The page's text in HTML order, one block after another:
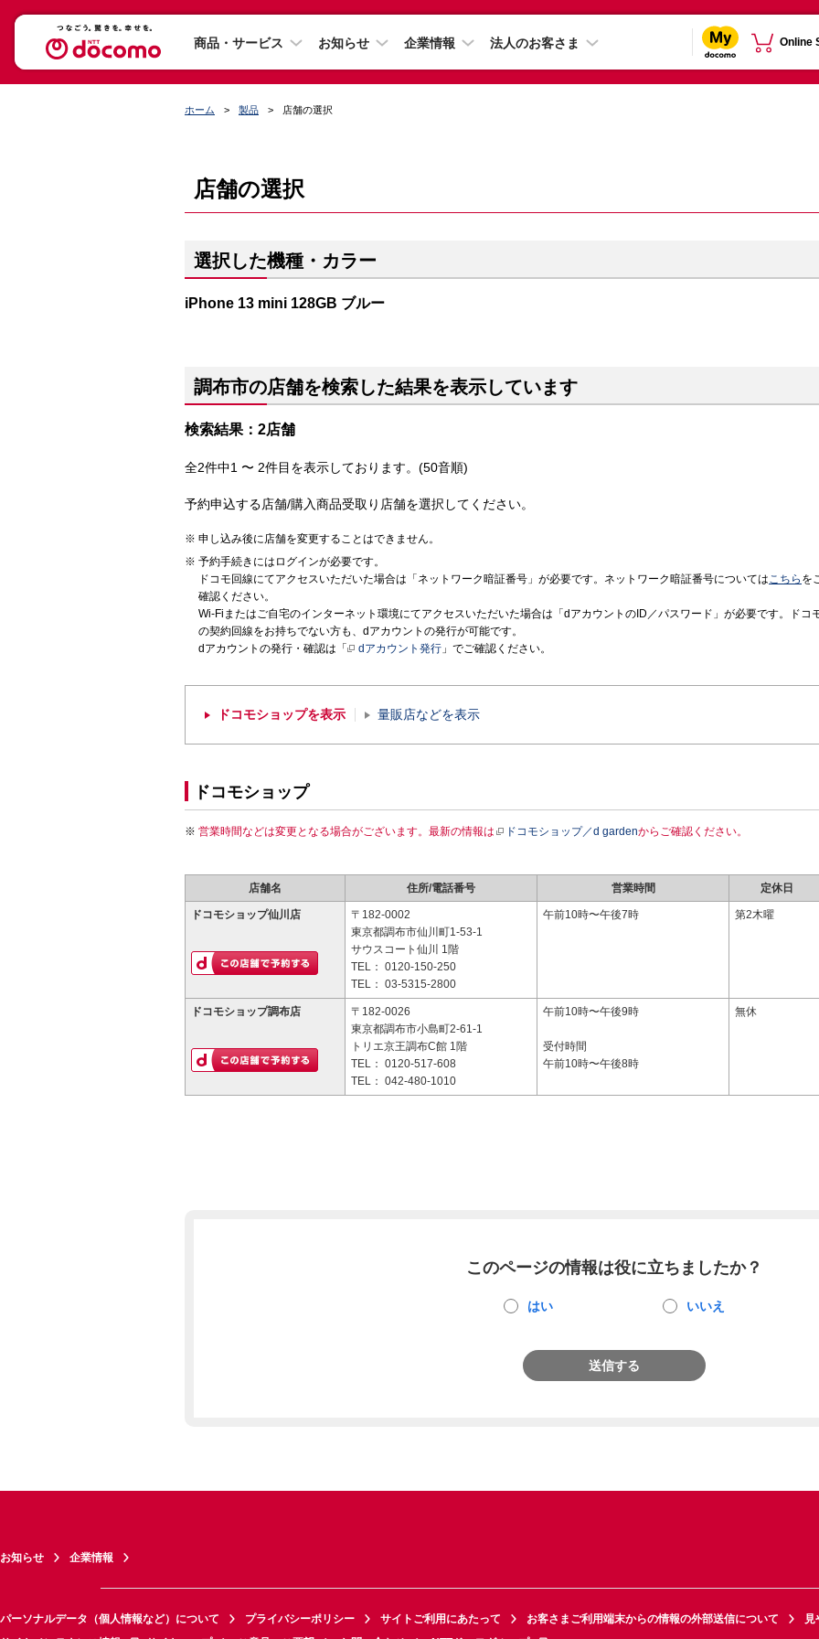
商品・サービス お知らせ 企業情報 法人のお客さま Online
ホーム 製品 店舗の選択
店舗の選択
選択した機種・カラー
iPhone 13 mini 128GB ブルー
調布市の店舗を検索した結果を表示しています
検索結果：2店舗
全2件中1 〜 2件目を表示しております。(50音順)
予約申込する店舗/購入商品受取り店舗を選択してください。
申し込み後に店舗を変更することはできません。
予約手続きにはログインが必要です。
ドコモ回線にてアクセスいただいた場合は「ネットワーク暗証番号」が必要です。ネットワーク暗証番号についてはこちら を
確認ください。
Wi-Fiまたはご自宅のインターネット環境にてアクセスいただいた場合は「dアカウントのID／パスワード」が必要です。ドコ
の契約回線をお持ちでない方も、dアカウントの発行が可能です。
dアカウントの発行・確認は「
dアカウント発行 」でご確認ください。
ドコモショップを表示 量販店などを表示
ドコモショップ
営業時間などは変更となる場合がございます。最新の情報は ドコモショップ／d gardenからご確認ください。
店舗名 住所/電話番号 営業時間 定休日
ドコモショップ仙川店
〒182-0002
東京都調布市仙川町1-53-1
サウスコート仙川 1階
TEL： 0120-150-250
TEL： 03-5315-2800
午前10時〜午後7時 第2木曜
ドコモショップ調布店
〒182-0026
東京都調布市小島町2-61-1
トリエ京王調布C館 1階
TEL： 0120-517-608
TEL： 042-480-1010
午前10時〜午後9時
受付時間
午前10時〜午後8時
無休
このページの情報は役に立ちましたか？
はい いいえ
送信する
お知らせ 企業情報
パーソナルデータ（個人情報など）について プライバシーポリシー サイトご利用にあたって お客さまご利用端末からの情報の外部送信について
見